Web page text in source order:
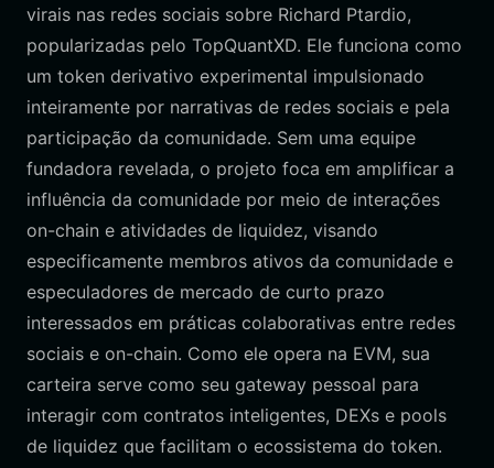
virais nas redes sociais sobre Richard Ptardio,
popularizadas pelo TopQuantXD. Ele funciona como
um token derivativo experimental impulsionado
inteiramente por narrativas de redes sociais e pela
participação da comunidade. Sem uma equipe
fundadora revelada, o projeto foca em amplificar a
influência da comunidade por meio de interações
on-chain e atividades de liquidez, visando
especificamente membros ativos da comunidade e
especuladores de mercado de curto prazo
interessados em práticas colaborativas entre redes
sociais e on-chain. Como ele opera na EVM, sua
carteira serve como seu gateway pessoal para
interagir com contratos inteligentes, DEXs e pools
de liquidez que facilitam o ecossistema do token.